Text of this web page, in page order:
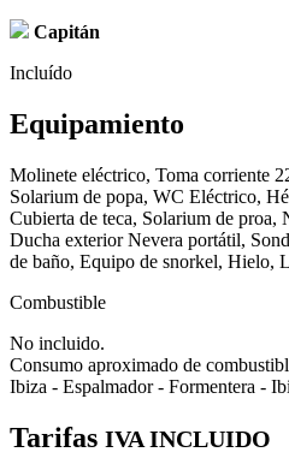
Capitán
Incluído
Equipamiento
Molinete eléctrico, Toma corriente
Solarium de popa, WC Eléctrico,
Cubierta de teca, Solarium de
Ducha exterior Nevera portátil,
de baño, Equipo de snorkel, Hielo,
Combustible
No incluido.
Consumo aproximado de
Ibiza - Espalmador - Formentera -
Tarifas IVA INCLUIDO